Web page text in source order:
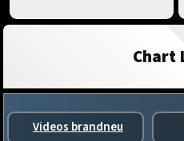
Chart
Videos brandneu